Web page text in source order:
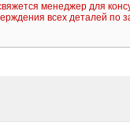
менеджер для
всех деталей по